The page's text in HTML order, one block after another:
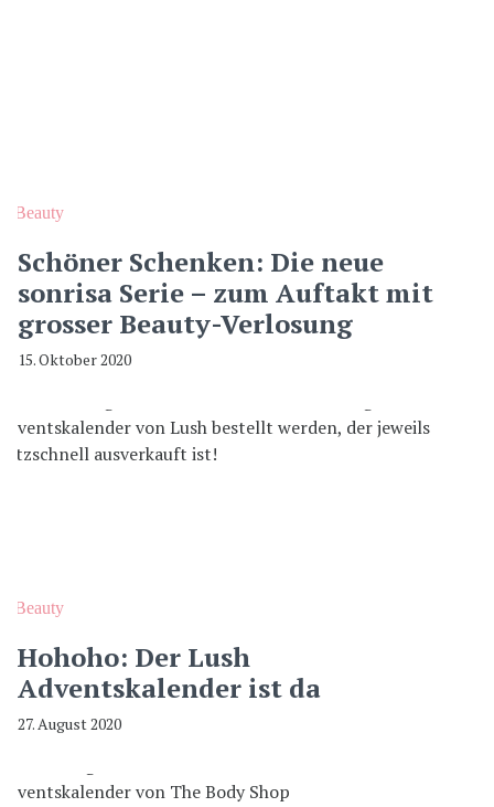
Beauty
Schöner Schenken: Die neue
sonrisa Serie – zum Auftakt mit
grosser Beauty-Verlosung
15. Oktober 2020
Beauty
Hohoho: Der Lush
Adventskalender ist da
27. August 2020